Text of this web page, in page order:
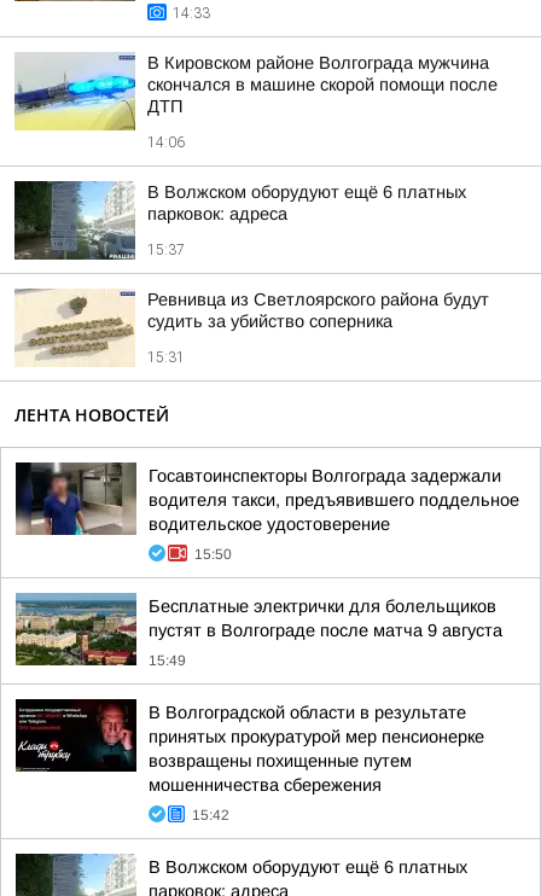
14:33
В Кировском районе Волгограда мужчина
скончался в машине скорой помощи после
ДТП
14:06
В Волжском оборудуют ещё 6 платных
парковок: адреса
15:37
Ревнивца из Светлоярского района будут
судить за убийство соперника
15:31
ЛЕНТА НОВОСТЕЙ
Госавтоинспекторы Волгограда задержали
водителя такси, предъявившего поддельное
водительское удостоверение
15:50
Бесплатные электрички для болельщиков
пустят в Волгограде после матча 9 августа
15:49
В Волгоградской области в результате
принятых прокуратурой мер пенсионерке
возвращены похищенные путем
мошенничества сбережения
15:42
В Волжском оборудуют ещё 6 платных
парковок: адреса